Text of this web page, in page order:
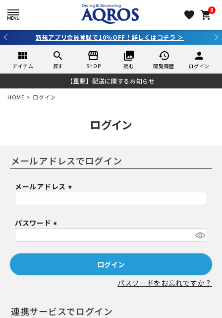
favorite 0
shopping_cart
新規アプリ会員登録で10％OFF！詳しくはコチラ ＞
view_module
アイテム
search
探す
storefront
SHOP
collections
読む
history
閲覧履歴
person
ログイン
【重要】配送に関するお知らせ
HOME ログイン
ログイン
メールアドレス
パスワード
ログイン
パスワードをお忘れですか？
連携サービスでログイン